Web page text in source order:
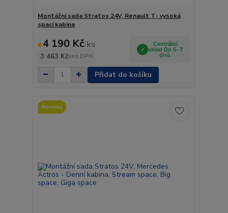
Montážní sada Stratos 24V, Renault T- vysoká
spací kabina
4 190 Kč/ks
3 463 Kčbez DPH
Centrální
sklad Do 5- 7
dnů.
Přidat do košíku
Novinka